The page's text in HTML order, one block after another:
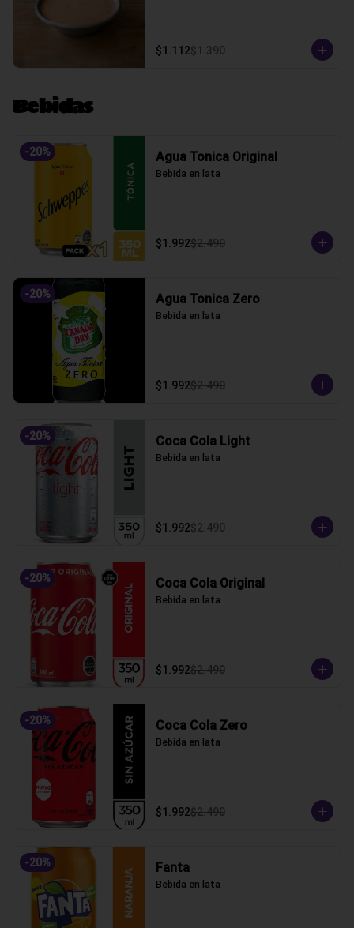
$1.112$1.390
Bebidas
-20% Agua Tonica Original
Bebida en lata
$1.992$2.490
-20% Agua Tonica Zero
Bebida en lata
$1.992$2.490
-20% Coca Cola Light
Bebida en lata
$1.992$2.490
-20% Coca Cola Original
Bebida en lata
$1.992$2.490
-20% Coca Cola Zero
Bebida en lata
$1.992$2.490
-20% Fanta
Bebida en lata